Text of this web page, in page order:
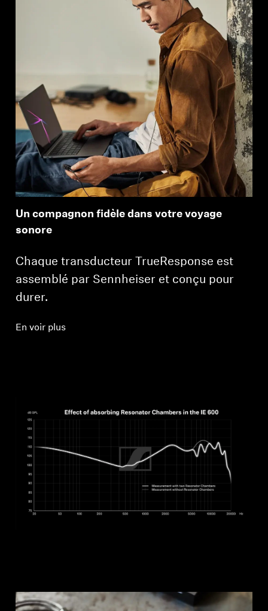
Un compagnon fidèle dans votre voyage
sonore
Chaque transducteur TrueResponse est
assemblé par Sennheiser et conçu pour
durer.
En voir plus